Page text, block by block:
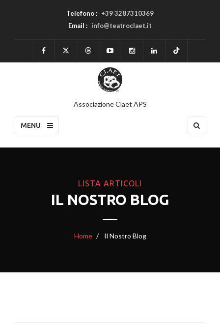
Telefono : +39 3287310369
Email : info@teatroclaet.it
Associazione Claet APS
MENU
LISTA ARTICOLI
IL NOSTRO BLOG
Home Il Nostro Blog